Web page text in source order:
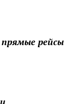
прямые рейсы